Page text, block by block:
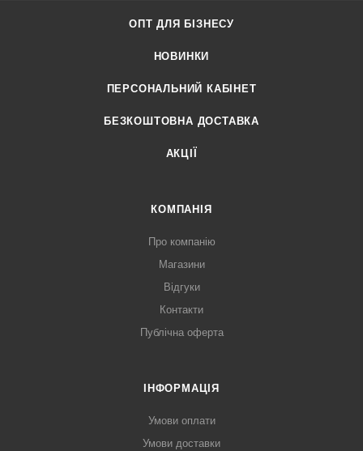
ОПТ ДЛЯ БІЗНЕСУ
НОВИНКИ
ПЕРСОНАЛЬНИЙ КАБІНЕТ
БЕЗКОШТОВНА ДОСТАВКА
АКЦІЇ
КОМПАНІЯ
Про компанію
Магазини
Відгуки
Контакти
Публічна оферта
ІНФОРМАЦІЯ
Умови оплати
Умови доставки